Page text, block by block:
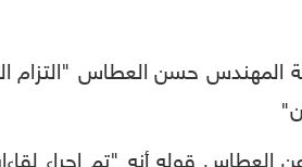
المهندس حسن العطاس "التزام